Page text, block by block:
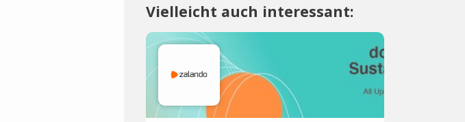
Vielleicht auch interessant: